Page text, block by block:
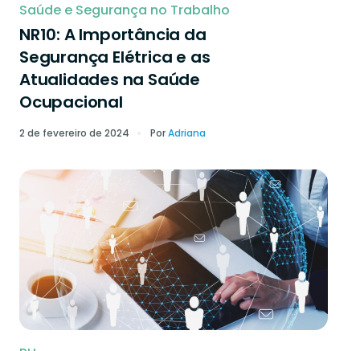
Saúde e Segurança no Trabalho
NR10: A Importância da
Segurança Elétrica e as
Atualidades na Saúde
Ocupacional
2 de fevereiro de 2024 PorAdriana